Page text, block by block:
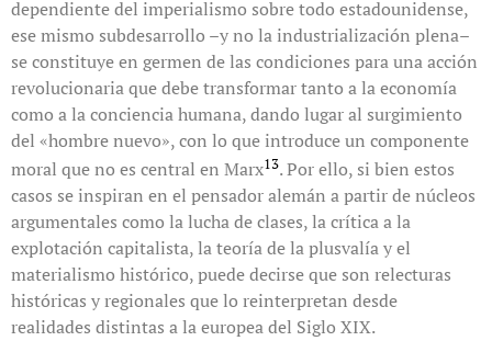
dependiente del imperialismo sobre todo estadounidense,
ese mismo subdesarrollo –y no la industrialización plena–
se constituye en germen de las condiciones para una acción
revolucionaria que debe transformar tanto a la economía
como a la conciencia humana, dando lugar al surgimiento
del «hombre nuevo», con lo que introduce un componente
moral que no es central en Marx13. Por ello, si bien estos
casos se inspiran en el pensador alemán a partir de núcleos
argumentales como la lucha de clases, la crítica a la
explotación capitalista, la teoría de la plusvalía y el
materialismo histórico, puede decirse que son relecturas
históricas y regionales que lo reinterpretan desde
realidades distintas a la europea del Siglo XIX.